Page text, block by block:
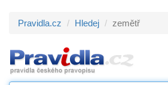
Pravidla.cz Hledej zemětř